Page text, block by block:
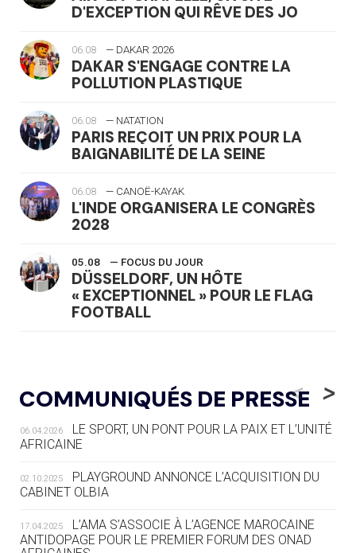
D'EXCEPTION QUI RÊVE DES JO
06.08 — DAKAR 2026
DAKAR S'ENGAGE CONTRE LA
POLLUTION PLASTIQUE
06.08 — NATATION
PARIS REÇOIT UN PRIX POUR LA
BAIGNABILITÉ DE LA SEINE
06.08 — CANOË-KAYAK
L'INDE ORGANISERA LE CONGRÈS
2028
05.08 — FOCUS DU JOUR
DÜSSELDORF, UN HÔTE
« EXCEPTIONNEL » POUR LE FLAG
FOOTBALL
LE RÊVE DE VOIR LA LUGE ALPINE
AUX JO « N'EST PAS FINI »
05.08 — TIR À L'ARC
DES MONDIAUX À BRISBANE SUR LA
ROUTE DES JO 2032
LE VILLAGE OLYMPIQUE DES ARAVIS
SE DESSINE
COMMUNIQUÉS DE PRESSE
<
06.04.2026
LE SPORT, UN PONT POUR LA PAIX ET L’UNITÉ
AFRICAINE
02.10.2025
PLAYGROUND ANNONCE L’ACQUISITION DU
CABINET OLBIA
17.04.2025
L’AMA S’ASSOCIE À L’AGENCE MAROCAINE
ANTIDOPAGE POUR LE PREMIER FORUM DES ONAD
>